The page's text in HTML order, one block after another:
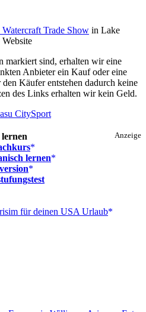
Trade Show in Lake
markiert sind, erhalten wir eine
Anbieter ein Kauf oder eine
Käufer entstehen dadurch keine
des Links erhalten wir kein Geld.
CitySport
Anzeige
lernen